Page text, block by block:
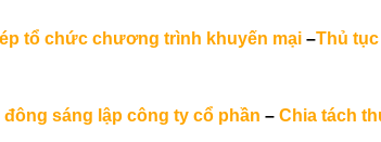
tổ chức chương trình khuyến mại –Thủ
sáng lập công ty cổ phần – Chia tách